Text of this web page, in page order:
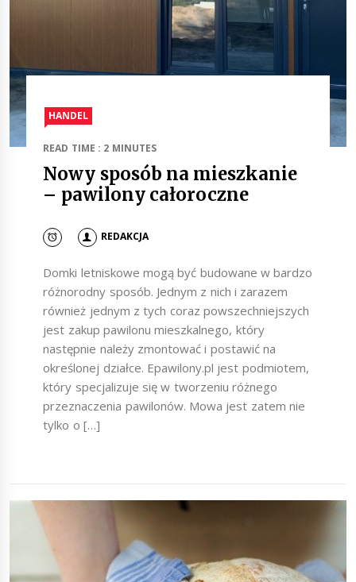
HANDEL
READ TIME : 2 MINUTES
Nowy sposób na mieszkanie
– pawilony całoroczne
REDAKCJA
Domki letniskowe mogą być budowane w bardzo
różnorodny sposób. Jednym z nich i zarazem
również jednym z tych coraz powszechniejszych
jest zakup pawilonu mieszkalnego, który
następnie należy zmontować i postawić na
określonej działce. Epawilony.pl jest podmiotem,
który specjalizuje się w tworzeniu różnego
przeznaczenia pawilonów. Mowa jest zatem nie
tylko o […]